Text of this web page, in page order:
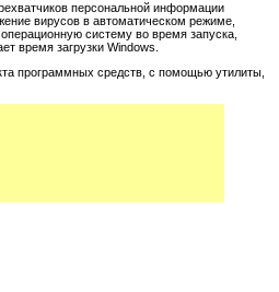
персональной информации
вирусов в автоматическом режиме,
систему во время запуска,
время загрузки Windows.
программных средств, с помощью утилиты,